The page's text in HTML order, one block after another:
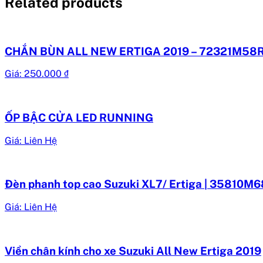
CHẮN BÙN ALL NEW ERTIGA 2019 –
Giá: 250.000 ₫
ỐP BẬC CỬA LED RUNNING
Giá: Liên Hệ
Đèn phanh top cao Suzuki XL7/ Ertiga |
Giá: Liên Hệ
Viền chân kính cho xe Suzuki All New Ertiga 2019